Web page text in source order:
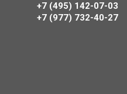
+7 (495) 142-07-03
‎‎+7 (977) 732-40-27